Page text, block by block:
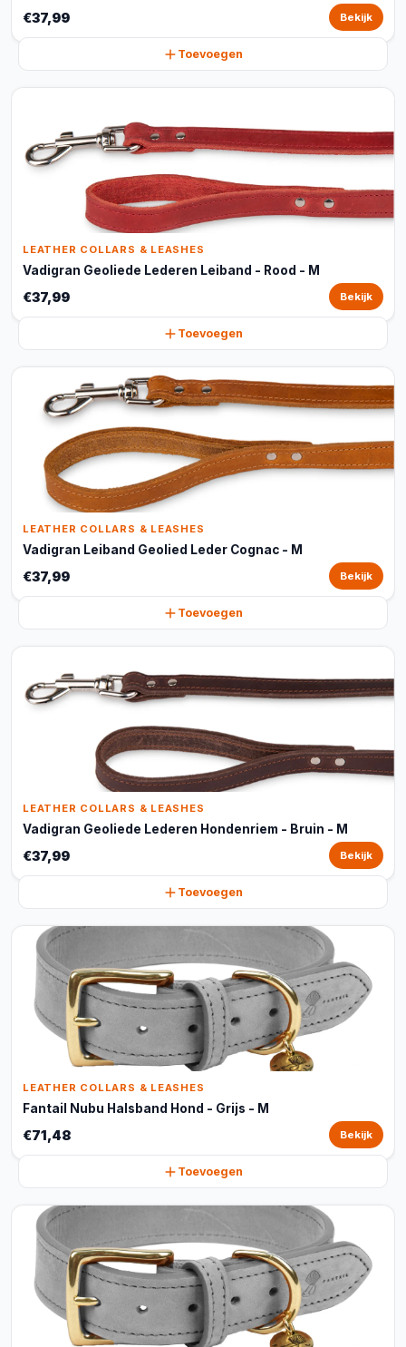
€37,99 Bekijk
Toevoegen
LEATHER COLLARS & LEASHES
Vadigran Geoliede Lederen Leiband - Rood - M
€37,99 Bekijk
Toevoegen
LEATHER COLLARS & LEASHES
Vadigran Leiband Geolied Leder Cognac - M
€37,99 Bekijk
Toevoegen
LEATHER COLLARS & LEASHES
Vadigran Geoliede Lederen Hondenriem - Bruin - M
€37,99 Bekijk
Toevoegen
LEATHER COLLARS & LEASHES
Fantail Nubu Halsband Hond - Grijs - M
€71,48 Bekijk
Toevoegen